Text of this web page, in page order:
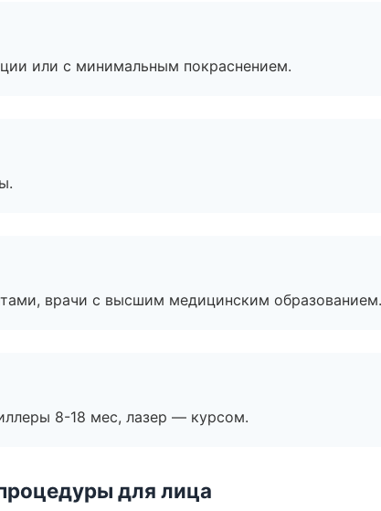
или с минимальным покраснением.
врачи с высшим медицинским образованием.
8-18 мес, лазер — курсом.
для лица